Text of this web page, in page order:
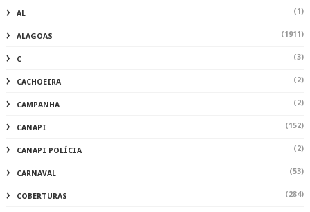
AL (1)
ALAGOAS (1911)
C (3)
CACHOEIRA (2)
CAMPANHA (2)
CANAPI (152)
CANAPI POLÍCIA (2)
CARNAVAL (53)
COBERTURAS (284)